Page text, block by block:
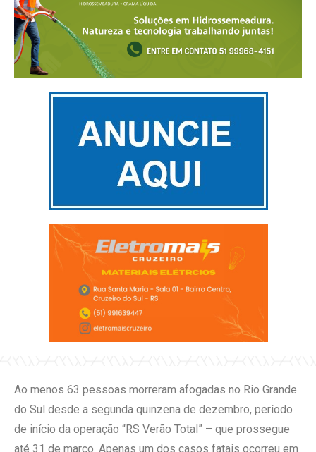
Ao menos 63 pessoas morreram afogadas no Rio Grande
do Sul desde a segunda quinzena de dezembro, período
de início da operação “RS Verão Total” – que prossegue
até 31 de março. Apenas um dos casos fatais ocorreu em